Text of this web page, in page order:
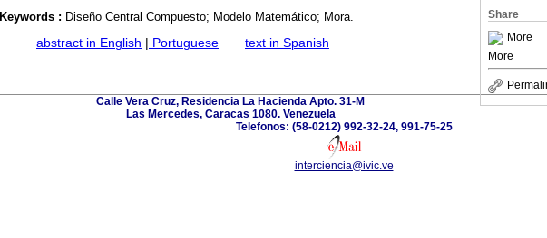
Share
More
More
Keywords : Diseño Central Compuesto; Modelo Matemático; Mora.
· abstract in English | Portuguese · text in Spanish
Calle Vera Cruz, Residencia La Hacienda Apto. 31-M
Las Mercedes, Caracas 1080. Venezuela
Telefonos: (58-0212) 992-32-24, 991-75-25
interciencia@ivic.ve